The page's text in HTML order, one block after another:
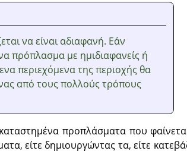
να είναι αδιαφανή. Εάν
πρόπλασμα με ημιδιαφανείς ή
περιεχόμενα της περιοχής θα
από τους πολλούς τρόπους
προπλάσματα που
είτε δημιουργώντας τα, είτε